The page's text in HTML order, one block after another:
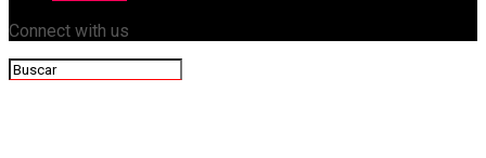
Connect with us